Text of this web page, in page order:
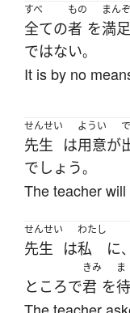
すべ
全ての
もの
者 を
まん
満足
ではない。
It is by no
せんせい
先生 は
ようい
用意が
でしょう。
The teacher
せんせい
先生 は
わたし
私 に、
ところで
きみ
君 を
ま